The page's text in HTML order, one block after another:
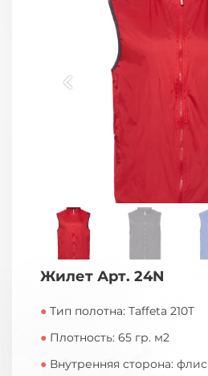
Жилет Арт. 24N
● Тип полотна: Taffeta 210T
● Плотность: 65 гр. м2
● Внутренняя сторона: флис